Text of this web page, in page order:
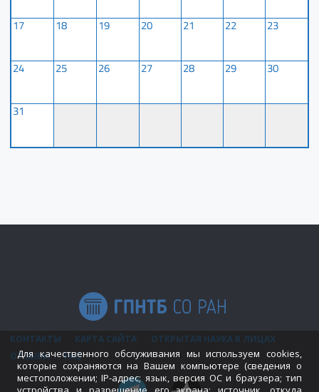
17 18 19 20 21 22 23
24 25 26 27 28 29 30
31
КОНТАКТЫ КАРТА САЙТА
ОТКРЫТАЯ НАУКА В ЛИЦАХ
ОТЗЫВЫ
FAQ
Для качественного обслуживания мы используем cookies,
которые сохраняются на Вашем компьютере (сведения о
местоположении; IP-адрес; язык, версия ОС и браузера; тип